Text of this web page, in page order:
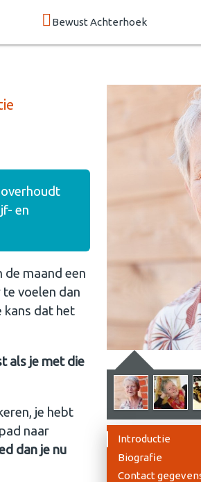
Bewust Achterhoek
overhoudt
en
de maand een
te voelen dan
kans dat het
als je met die
je hebt
naar
dan je nu
Introductie
Biografie
Contact